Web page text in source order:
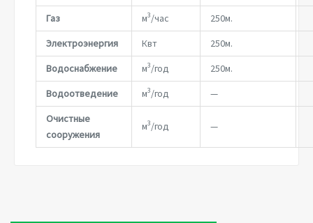
Газ м3/час
250м.
Электроэнергия
Квт
250м.
Водоснабжение
м3/год
250м.
Водоотведение
м3/год
—
Очистные
сооружения
м3/год —